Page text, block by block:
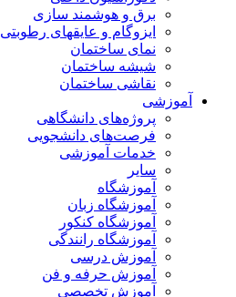
برق و هوشمند سازی
ایزوگام و عایقهای رطوبتی
نمای ساختمان
شیشه ساختمان
نقاشی ساختمان
آموزشی
پروژه‌های دانشگاهی
فرصت‌های دانشجویی
خدمات آموزشی
سایر
آموزشگاه
آموزشگاه زبان
آموزشگاه کنکور
آموزشگاه رانندگی
آموزش درسی
آموزش حرفه و فن
آموزش تخصصی